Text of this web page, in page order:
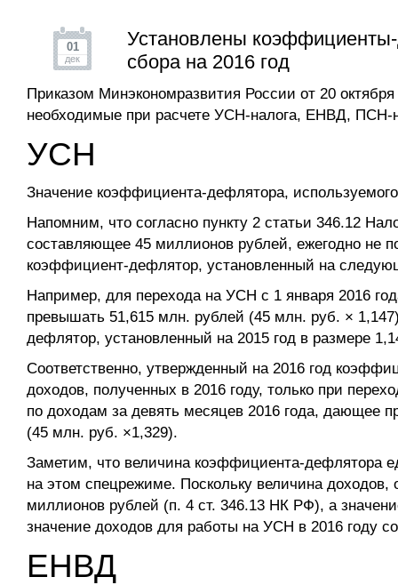
01
дек
Установлены
сбора на 2016 год
Приказом Минэкономразвития России от 20
необходимые при расчете УСН-налога, ЕНВД, ПСН-
УСН
Значение коэффициента-дефлятора,
Напомним, что согласно пункту 2 статьи 346.12
составляющее 45 миллионов рублей, ежегодно не
коэффициент-дефлятор, установленный на
Например, для перехода на УСН с 1 января 2016
превышать 51,615 млн. рублей (45 млн. руб. ×
дефлятор, установленный на 2015 год в размере
Соответственно, утвержденный на 2016 год
доходов, полученных в 2016 году, только при
по доходам за девять месяцев 2016 года, дающее
(45 млн. руб. ×1,329).
Заметим, что величина коэффициента-дефлятора
на этом спецрежиме. Поскольку величина
миллионов рублей (п. 4 ст. 346.13 НК РФ), а
значение доходов для работы на УСН в 2016 году
ЕНВД